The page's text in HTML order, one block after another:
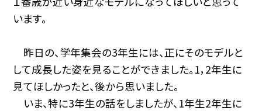
います。
昨日の、学年集会の3年生には、正にそのモデルと
して成長した姿を見ることができました。1，2年生に
見てほしかったと、後から思いました。
いま、特に3年生の話をしましたが、1年生2年生に